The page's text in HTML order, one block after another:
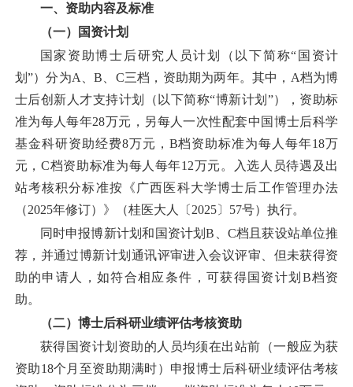
一、资助内容及标准
（一）
国资计划
国家资助博士后研究人员计划
（ 以下简称“ 国资计
划 ”）分为A、B、C三档，资助期为两年。其中，A档为博
士后创新人才支持计划（以下简称“博新计划”），资助标
准为每人每年28万元，另每人一次性配套中国博士后科学
基金科研资助经费8万元，B档资助标准为每人每年18万
元，C档资助标准为每人每年12万元。入选人员待遇及出
站考核积分标准按《广西医科大学博士后工作管理办法
（2025年修订）》（桂医大人〔2025〕57号）执行。
同时申报博新计划和国资计划B、C档且获设站单位推
荐 ， 并通过博新计划通讯评审进入会议评审、但未获得资
助的申请人，如符合相应条件，可获得国资计划 B档资
助。
（二）博士后科研业绩评估考核资助
获得国资计划资助的人员均须在出站前（一般应为获
资助18个月至资助期满时）申报博士后科研业绩评估考核